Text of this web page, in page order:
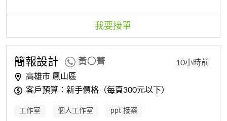
張背面照 請問報價？ 3. 不定期拍攝
我要接單
簡報設計 黃〇菁
高雄市 鳳山區
客戶預算：新手價格（每頁300元以下）
10小時前
工作室 個人工作室 ppt 接案